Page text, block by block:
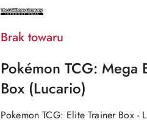
NAZWA
PRODUCENTA:
POKÉMON
COMPANY
Brak towaru
Pokémon TCG:
Box (Lucario)
Pokemon TCG: Elite Trainer Box -